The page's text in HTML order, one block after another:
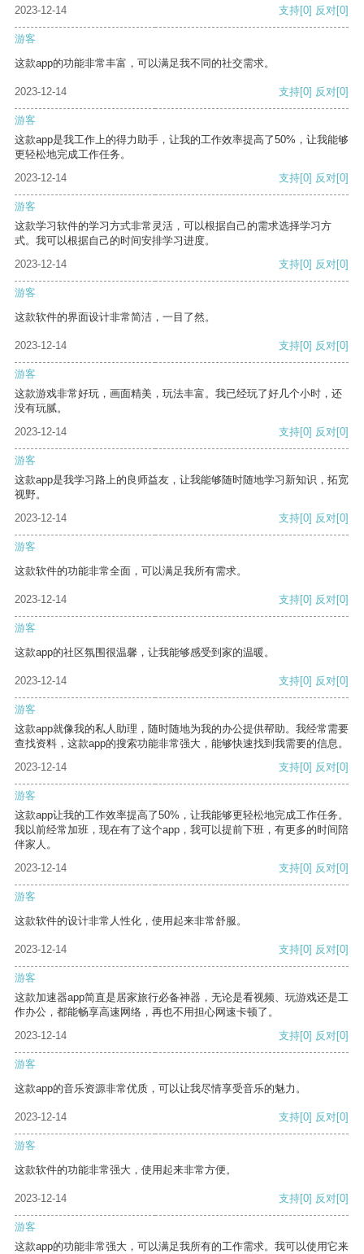
2023-12-14 支持[0] 反对[0]
游客
这款app的功能非常丰富，可以满足我不同的社交需求。
2023-12-14 支持[0] 反对[0]
游客
这款app是我工作上的得力助手，让我的工作效率提高了50%，让我能够
更轻松地完成工作任务。
2023-12-14
支持[0] 反对[0]
游客
这款学习软件的学习方式非常灵活，可以根据自己的需求选择学习方
式。我可以根据自己的时间安排学习进度。
2023-12-14
支持[0] 反对[0]
游客
这款软件的界面设计非常简洁，一目了然。
2023-12-14 支持[0] 反对[0]
游客
这款游戏非常好玩，画面精美，玩法丰富。我已经玩了好几个小时，还
没有玩腻。
2023-12-14
支持[0] 反对[0]
游客
这款app是我学习路上的良师益友，让我能够随时随地学习新知识，拓宽
视野。
2023-12-14
支持[0] 反对[0]
游客
这款软件的功能非常全面，可以满足我所有需求。
2023-12-14 支持[0] 反对[0]
游客
这款app的社区氛围很温馨，让我能够感受到家的温暖。
2023-12-14 支持[0] 反对[0]
游客
这款app就像我的私人助理，随时随地为我的办公提供帮助。我经常需要
查找资料，这款app的搜索功能非常强大，能够快速找到我需要的信息。
2023-12-14
支持[0] 反对[0]
游客
这款app让我的工作效率提高了50%，让我能够更轻松地完成工作任务。
我以前经常加班，现在有了这个app，我可以提前下班，有更多的时间陪
伴家人。
2023-12-14
支持[0] 反对[0]
游客
这款软件的设计非常人性化，使用起来非常舒服。
2023-12-14 支持[0] 反对[0]
游客
这款加速器app简直是居家旅行必备神器，无论是看视频、玩游戏还是工
作办公，都能畅享高速网络，再也不用担心网速卡顿了。
2023-12-14
支持[0] 反对[0]
游客
这款app的音乐资源非常优质，可以让我尽情享受音乐的魅力。
2023-12-14 支持[0] 反对[0]
游客
这款软件的功能非常强大，使用起来非常方便。
2023-12-14 支持[0] 反对[0]
游客
这款app的功能非常强大，可以满足我所有的工作需求。我可以使用它来